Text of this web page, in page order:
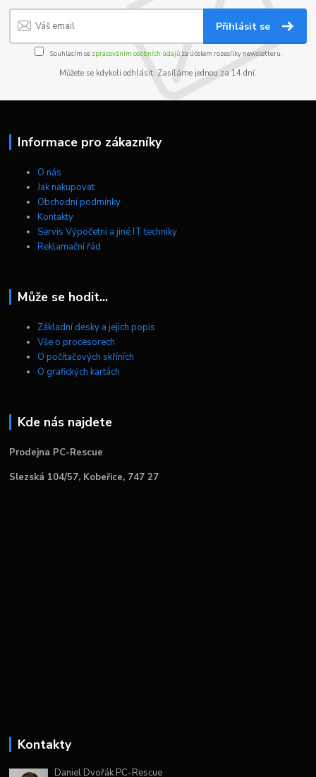
Přihlásit se
Souhlasím se zpracováním osobních údajůza účelem rozesílky newsletteru.
Můžete se kdykoli odhlásit. Zasíláme jednou za 14 dní.
Informace pro zákazníky
O nás
Jak nakupovat
Obchodní podmínky
Kontakty
Servis Výpočetní a jiné IT techniky
Reklamační řád
Může se hodit...
Základní desky a jejich popis
Vše o procesorech
O počítačových skříních
O grafických kartách
Kde nás najdete
Prodejna PC-Rescue
Slezská 104/57, Kobeřice, 747 27
Kontakty
Daniel Dvořák PC-Rescue